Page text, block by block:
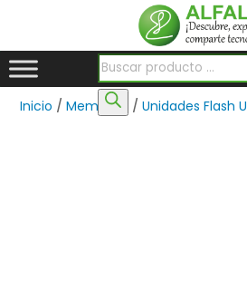
Búsqueda de productos
Inicio /Memorias /Unidades Flash